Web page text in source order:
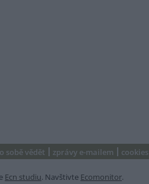
sobě vědět zprávy e-mailem cookies
Ecn studiu. Navštivte Ecomonitor.